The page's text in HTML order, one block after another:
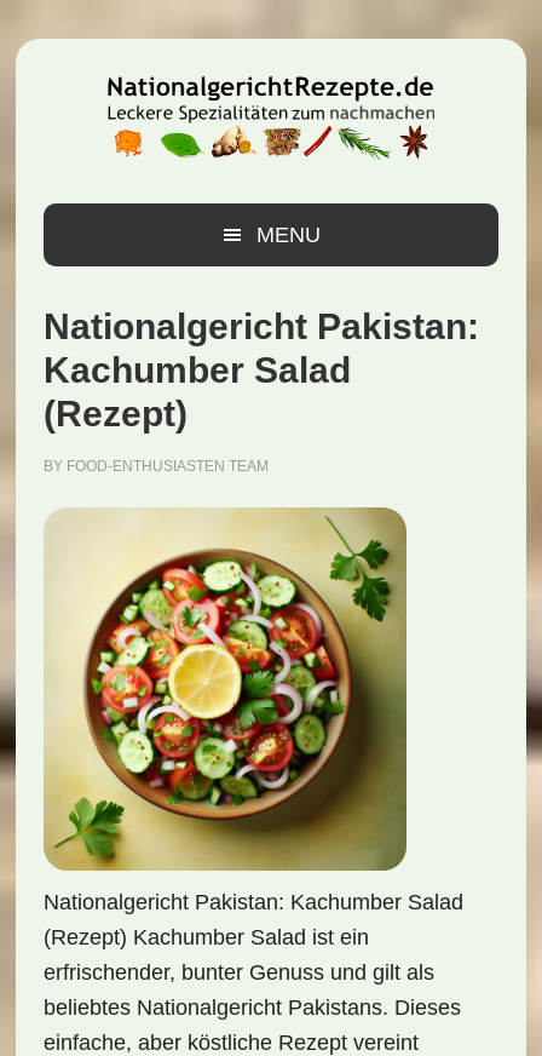
Hauptnavigation
Inhalt
Seitenspalte
MENU
Nationalgericht Pakistan:
Kachumber Salad
(Rezept)
BY FOOD-ENTHUSIASTEN TEAM
Nationalgericht Pakistan: Kachumber Salad
(Rezept) Kachumber Salad ist ein
erfrischender, bunter Genuss und gilt als
beliebtes Nationalgericht Pakistans. Dieses
einfache, aber köstliche Rezept vereint